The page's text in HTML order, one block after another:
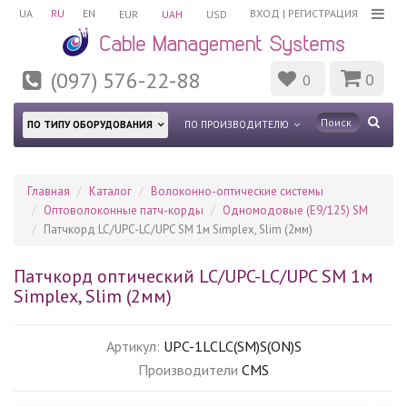
UA RU EN ВХОД | РЕГИСТРАЦИЯ
EUR UAH USD
(097) 576-22-88 0 0
ПО ТИПУ ОБОРУДОВАНИЯ ПО ПРОИЗВОДИТЕЛЮ
Главная Каталог
Волоконно-оптические системы
Оптоволоконные патч-корды
Одномодовые (Е9/125) SM
Патчкорд LC/UPC-LC/UPC SM 1м Simplex, Slim (2мм)
Патчкорд оптический LC/UPC-LC/UPC SM 1м
Simplex, Slim (2мм)
Артикул: UPC-1LCLC(SM)S(ON)S
Производители CMS